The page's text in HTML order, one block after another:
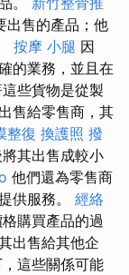
出售的產品；他
按摩 小腿 因
的業務，並且在
些貨物是從製
售給零售商，其
整復 換護照 撥
其出售成較小
他們還為零售商
供服務。 經絡
購買產品的過
出售給其他企
這些關係可能